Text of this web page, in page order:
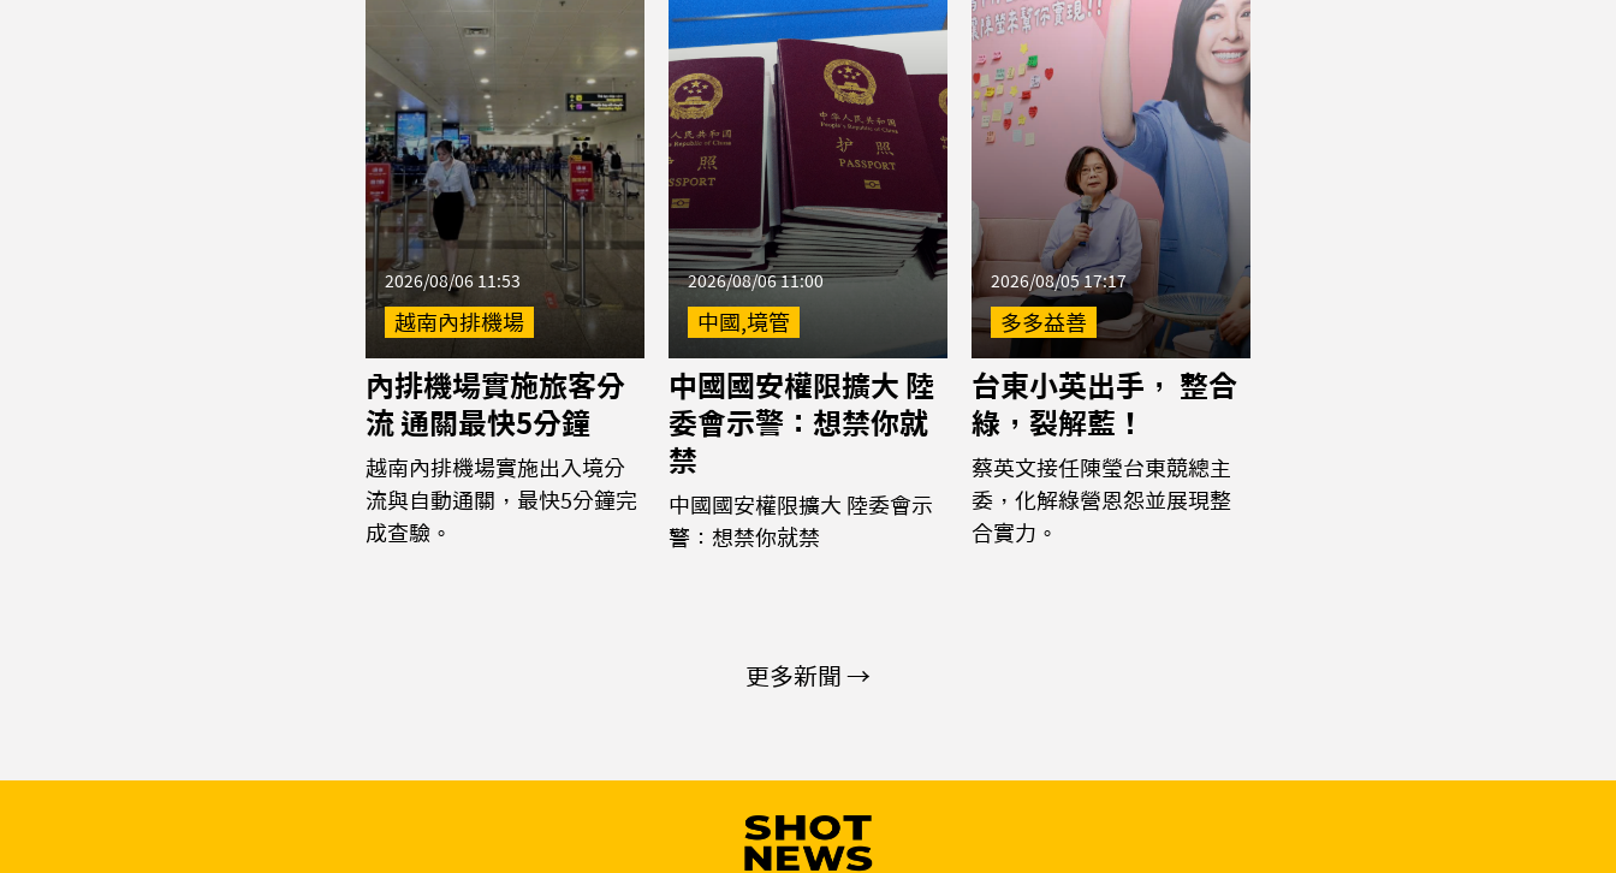
2026/08/06 11:53
越南內排機場
內排機場實施旅客分
流 通關最快5分鐘
越南內排機場實施出入境分
流與自動通關，最快5分鐘完
成查驗。
2026/08/06 11:00
中國,境管
中國國安權限擴大 陸
委會示警：想禁你就
禁
中國國安權限擴大 陸委會示
警：想禁你就禁
2026/08/05 17:17
多多益善
台東小英出手， 整合
綠，裂解藍！
蔡英文接任陳瑩台東競總主
委，化解綠營恩怨並展現整
合實力。
更多新聞 →